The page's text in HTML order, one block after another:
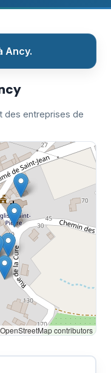
Ancy.
des entreprises de
contributors